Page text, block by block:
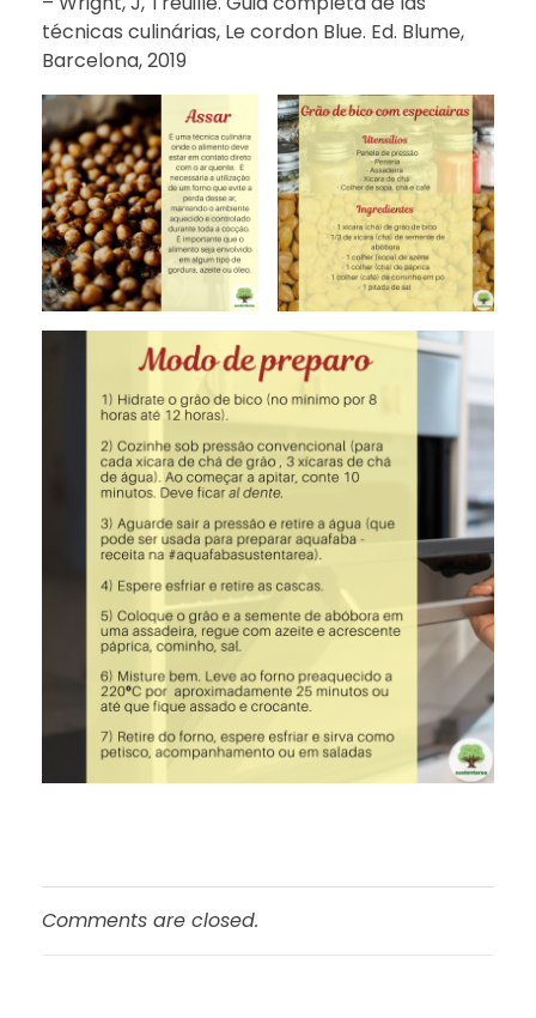
técnicas culinárias, Le cordon Blue. Ed. Blume,
Barcelona, 2019
Comments are closed.